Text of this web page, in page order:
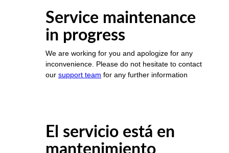
Service maintenance
in progress
We are working for you and apologize for any
inconvenience. Please do not hesitate to contact
our support team for any further information
El servicio está en
mantenimiento